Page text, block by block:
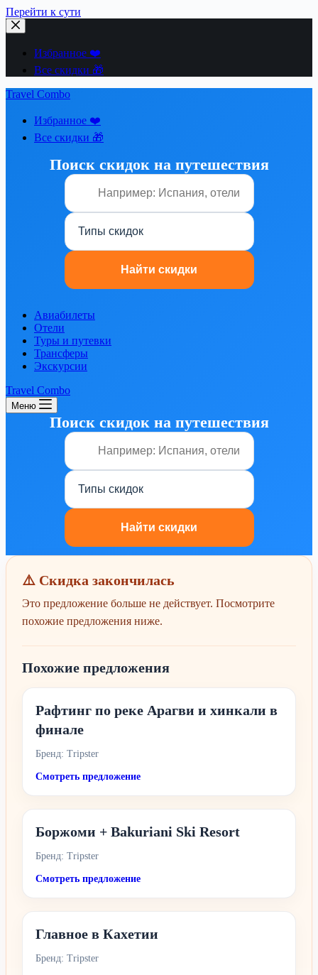
Перейти к сути
Избранное ❤️
Все скидки 🎁
Travel Combo
Избранное ❤️
Все скидки 🎁
Поиск скидок на путешествия
Авиабилеты
Отели
Туры и путевки
Трансферы
Экскурсии
Travel Combo
Меню
Поиск скидок на путешествия
⚠️ Скидка закончилась
Это предложение больше не действует. Посмотрите
похожие предложения ниже.
Похожие предложения
Рафтинг по реке Арагви и хинкали в
финале
Бренд: Tripster
Смотреть предложение
Боржоми + Bakuriani Ski Resort
Бренд: Tripster
Смотреть предложение
Главное в Кахетии
Бренд: Tripster